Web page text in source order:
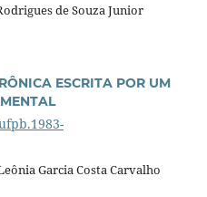
de Souza Junior
ESCRITA POR UM
Garcia Costa Carvalho